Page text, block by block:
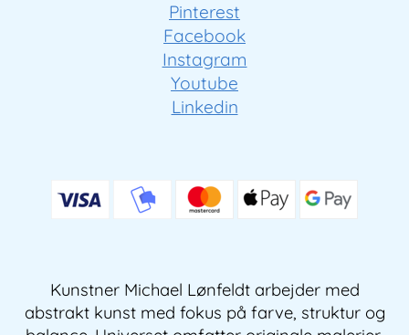
Pinterest
Facebook
Instagram
Youtube
Linkedin
Kunstner Michael Lønfeldt arbejder med
abstrakt kunst med fokus på farve, struktur og